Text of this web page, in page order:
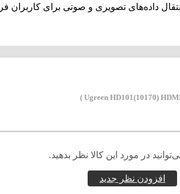
داده‌های تصویری و صوتی برای کاربران
در مورد این کالا نظر بدهید.
افزودن نظر جدید